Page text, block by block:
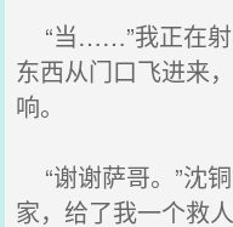
“当……”我正在射
东西从门口飞进来
响。
“谢谢萨哥。”沈
家，给了我一个救人